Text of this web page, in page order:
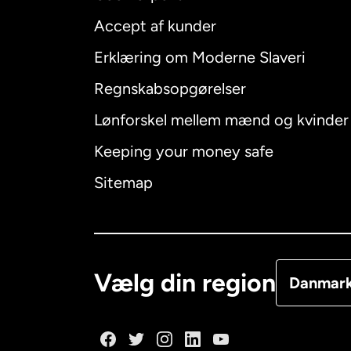
Accept af kunder
Erklæring om Moderne Slaveri
Regnskabsopgørelser
Lønforskel mellem mænd og kvinder
Keeping your money safe
Sitemap
Vælg din region
Australien